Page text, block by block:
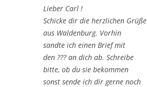
Lieber Carl !
Schicke dir die herzlichen Grüße
aus Waldenburg. Vorhin
sandte ich einen Brief mit
den ??? an dich ab. Schreibe
bitte, ob du sie bekommen
sonst sende ich dir gerne noch